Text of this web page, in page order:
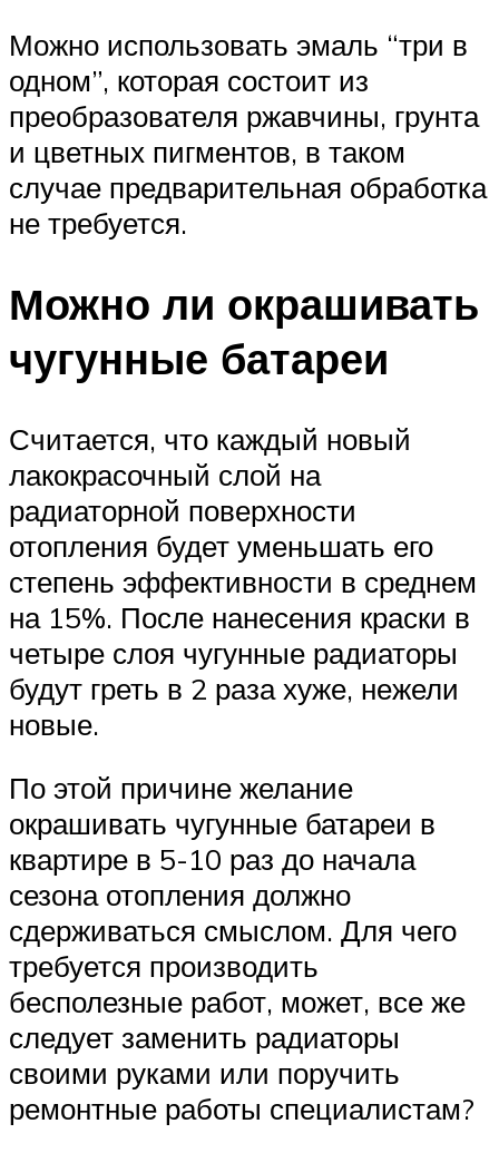
Можно использовать эмаль “три в
одном”, которая состоит из
преобразователя ржавчины, грунта
и цветных пигментов, в таком
случае предварительная обработка
не требуется.
Можно ли окрашивать
чугунные батареи
Считается, что каждый новый
лакокрасочный слой на
радиаторной поверхности
отопления будет уменьшать его
степень эффективности в среднем
на 15%. После нанесения краски в
четыре слоя чугунные радиаторы
будут греть в 2 раза хуже, нежели
новые.
По этой причине желание
окрашивать чугунные батареи в
квартире в 5-10 раз до начала
сезона отопления должно
сдерживаться смыслом. Для чего
требуется производить
бесполезные работ, может, все же
следует заменить радиаторы
своими руками или поручить
ремонтные работы специалистам?